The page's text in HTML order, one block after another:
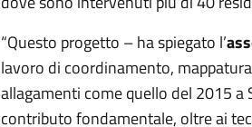
“Questo progetto – ha spiegato l’
lavoro di coordinamento,
allagamenti come quello del 2015
contributo fondamentale, oltre ai